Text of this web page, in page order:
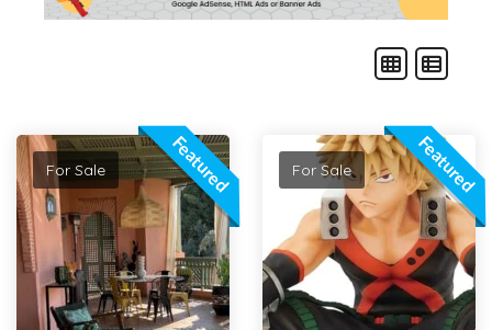
Featured
For Sale Featured
For Sale